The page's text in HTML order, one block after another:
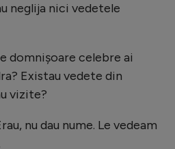
neglija nici vedetele
domnișoare celebre ai
Existau vedete din
vizite?
nu dau nume. Le vedeam